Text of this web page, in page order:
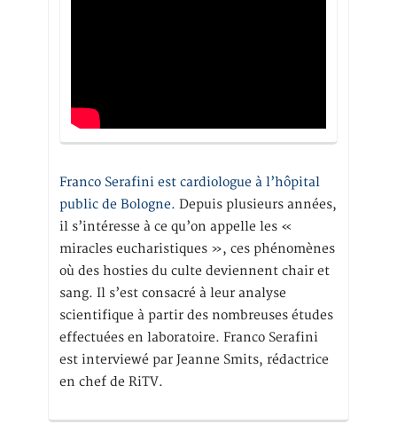
Franco Serafini est cardiologue à l’hôpital
public de Bologne. Depuis plusieurs années,
il s’intéresse à ce qu’on appelle les «
miracles eucharistiques », ces phénomènes
où des hosties du culte deviennent chair et
sang. Il s’est consacré à leur analyse
scientifique à partir des nombreuses études
effectuées en laboratoire. Franco Serafini
est interviewé par Jeanne Smits, rédactrice
en chef de RiTV.